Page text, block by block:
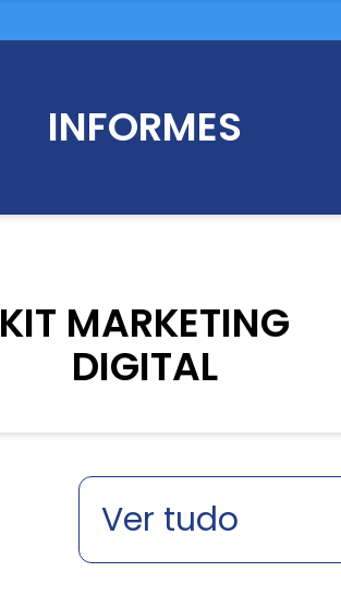
INFORMES
KIT MARKETING
DIGITAL